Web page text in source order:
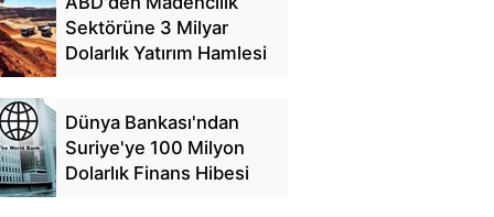
Sektörüne 3 Milyar
Dolarlık Yatırım Hamlesi
Dünya Bankası'ndan
Suriye'ye 100 Milyon
Dolarlık Finans Hibesi